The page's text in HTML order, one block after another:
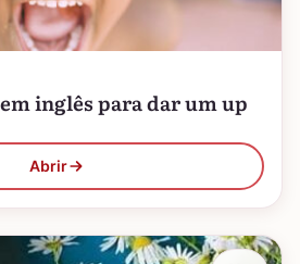
inglês para dar um up
Abrir